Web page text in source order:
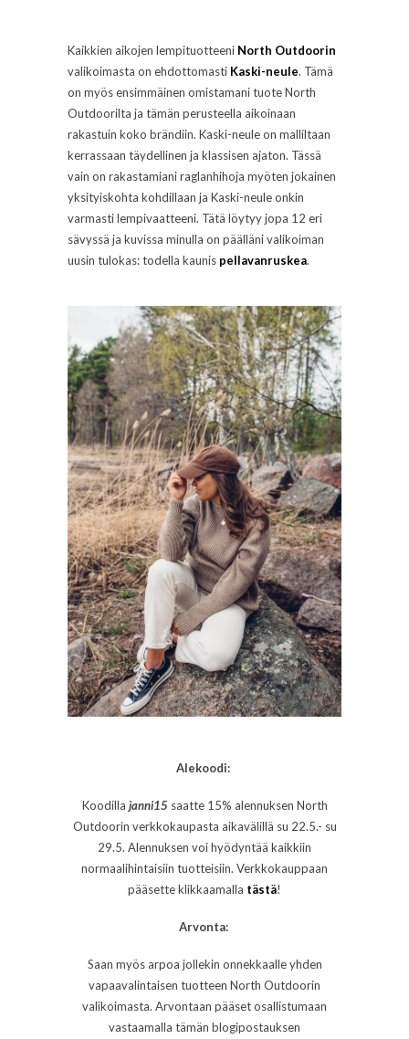
Kaikkien aikojen lempituotteeni North Outdoorin
valikoimasta on ehdottomasti Kaski-neule. Tämä
on myös ensimmäinen omistamani tuote North
Outdoorilta ja tämän perusteella aikoinaan
rakastuin koko brändiin. Kaski-neule on malliltaan
kerrassaan täydellinen ja klassisen ajaton. Tässä
vain on rakastamiani raglanhihoja myöten jokainen
yksityiskohta kohdillaan ja Kaski-neule onkin
varmasti lempivaatteeni. Tätä löytyy jopa 12 eri
sävyssä ja kuvissa minulla on päälläni valikoiman
uusin tulokas: todella kaunis pellavanruskea.
Alekoodi:
Koodilla janni15 saatte 15% alennuksen North
Outdoorin verkkokaupasta aikavälillä su 22.5.- su
29.5. Alennuksen voi hyödyntää kaikkiin
normaalihintaisiin tuotteisiin. Verkkokauppaan
pääsette klikkaamalla tästä!
Arvonta:
Saan myös arpoa jollekin onnekkaalle yhden
vapaavalintaisen tuotteen North Outdoorin
valikoimasta. Arvontaan pääset osallistumaan
vastaamalla tämän blogipostauksen